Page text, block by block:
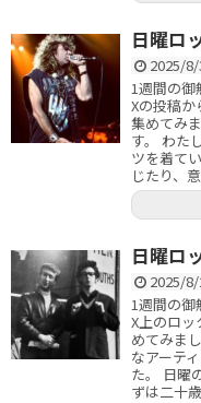
日曜ロ
2025/8/
1週間の御
Xの投稿
集めてみ
す。 わた
ツを着て
じたり、
日曜ロ
2025/
1週間の御
X上のロ
めてみま
なアーテ
た。 日曜
ずは二十